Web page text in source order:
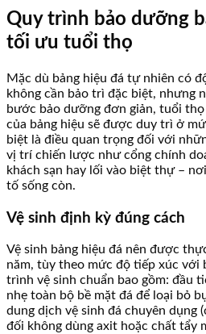
Quy trình bảo dưỡng
tối ưu tuổi thọ
Mặc dù bảng hiệu đá tự nhiên có
không cần bảo trì đặc biệt, nhưng
bước bảo dưỡng đơn giản, tuổi
của bảng hiệu sẽ được duy trì ở
biệt là điều quan trọng đối với
vị trí chiến lược như cổng chính
khách sạn hay lối vào biệt thự –
tố sống còn.
Vệ sinh định kỳ đúng cách
Vệ sinh bảng hiệu đá nên được
năm, tùy theo mức độ tiếp xúc với
trình vệ sinh chuẩn bao gồm: đầu
nhẹ toàn bộ bề mặt đá để loại bỏ
dung dịch vệ sinh đá chuyên dụng
đối không dùng axit hoặc chất tẩy